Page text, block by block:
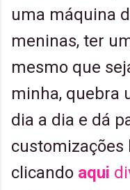
uma máquina
meninas, ter
mesmo que
minha, quebra
dia a dia e dá
customizações
clicando aqui